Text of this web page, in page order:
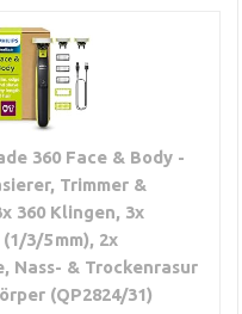
360 Face & Body -
Trimmer &
360 Klingen, 3x
3/5 mm), 2x
Nass- & Trockenrasur
(QP2824/31)